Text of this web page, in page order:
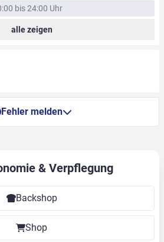
bis 24:00 Uhr
alle zeigen
Fehler melden
& Verpflegung
Backshop
Shop